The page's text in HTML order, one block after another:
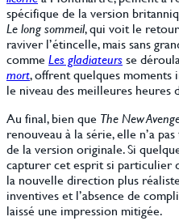
spécifique de la version
Le long sommeil, qui voit le retour
raviver l’étincelle, mais sans
comme Les gladiateursse
mort, offrent quelques moments
le niveau des meilleures heures
Au final, bien que The New
renouveau à la série, elle n’a
de la version originale. Si
capturer cet esprit si particulier
la nouvelle direction plus
inventives et l’absence de
laissé une impression mitigée.